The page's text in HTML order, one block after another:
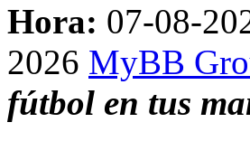
Hora: 07-08-
2026 MyBB
fútbol en tus